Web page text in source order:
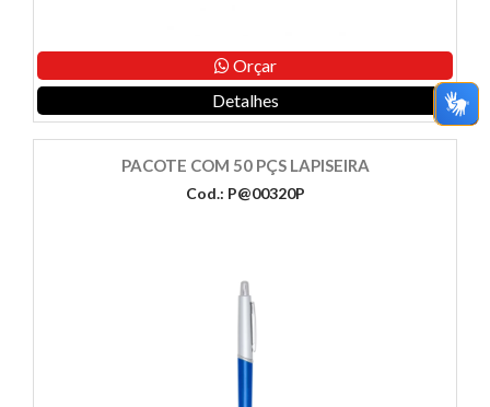
Orçar
Detalhes
PACOTE COM 50 PÇS LAPISEIRA
Cod.: P@00320P